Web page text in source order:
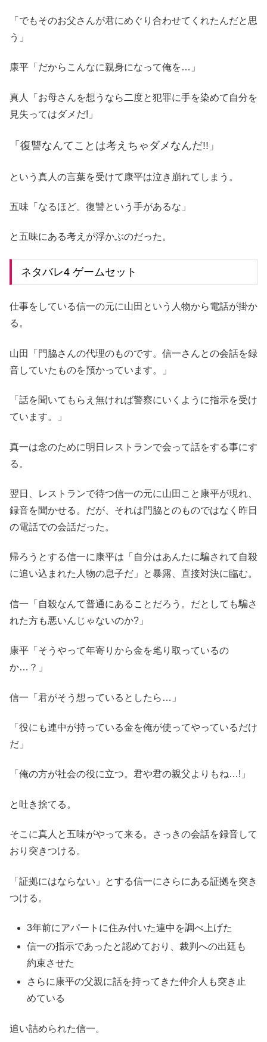
「でもそのお父さんが君にめぐり合わせてくれたんだと思
う」
康平「だからこんなに親身になって俺を…」
真人「お母さんを想うなら二度と犯罪に手を染めて自分を
見失ってはダメだ!」
「復讐なんてことは考えちゃダメなんだ!!」
という真人の言葉を受けて康平は泣き崩れてしまう。
五味「なるほど。復讐という手があるな」
と五味にある考えが浮かぶのだった。
ネタバレ4 ゲームセット
仕事をしている信一の元に山田という人物から電話が掛か
る。
山田「門脇さんの代理のものです。信一さんとの会話を録
音していたものを預かっています。」
「話を聞いてもらえ無ければ警察にいくように指示を受け
ています。」
真一は念のために明日レストランで会って話をする事にす
る。
翌日、レストランで待つ信一の元に山田こと康平が現れ、
録音を聞かせる。だが、それは門脇とのものではなく昨日
の電話での会話だった。
帰ろうとする信一に康平は「自分はあんたに騙されて自殺
に追い込まれた人物の息子だ」と暴露、直接対決に臨む。
信一「自殺なんて普通にあることだろう。だとしても騙さ
れた方も悪いんじゃないのか?」
康平「そうやって年寄りから金を毟り取っているの
か…？」
信一「君がそう想っているとしたら…」
「役にも連中が持っている金を俺が使ってやっているだけ
だ」
「俺の方が社会の役に立つ。君や君の親父よりもね…!」
と吐き捨てる。
そこに真人と五味がやって来る。さっきの会話を録音して
おり突きつける。
「証拠にはならない」とする信一にさらにある証拠を突き
つける。
3年前にアパートに住み付いた連中を調べ上げた
信一の指示であったと認めており、裁判への出廷も
約束させた
さらに康平の父親に話を持ってきた仲介人も突き止
めている
追い詰められた信一。